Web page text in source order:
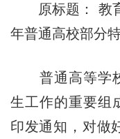
原标题： 教育
年普通高校部分
普通高等学校
生工作的重要组
印发通知，对做